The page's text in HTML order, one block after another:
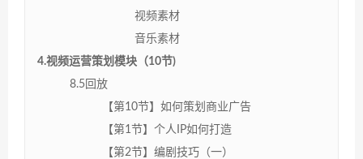
视频素材
音乐素材
4.视频运营策划模块（10节)
8.5回放
【第10节】如何策划商业广告
【第1节】个人IP如何打造
【第2节】编剧技巧（一）